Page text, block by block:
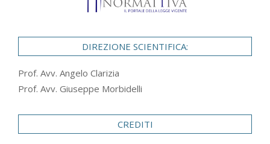
DIREZIONE SCIENTIFICA:
Prof. Avv. Angelo Clarizia
Prof. Avv. Giuseppe Morbidelli
CREDITI